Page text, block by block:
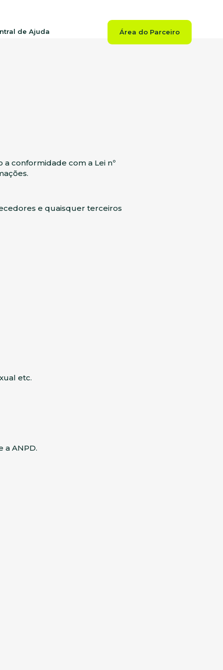
de Ajuda Área do Parceiro
conformidade com a Lei nº
e quaisquer terceiros
etc.
a ANPD.